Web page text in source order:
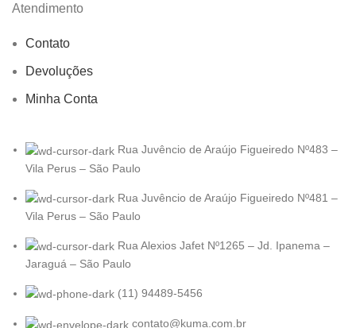
Atendimento
Contato
Devoluções
Minha Conta
Rua Juvêncio de Araújo Figueiredo Nº483 –
Vila Perus – São Paulo
Rua Juvêncio de Araújo Figueiredo Nº481 –
Vila Perus – São Paulo
Rua Alexios Jafet Nº1265 – Jd. Ipanema –
Jaraguá – São Paulo
(11) 94489-5456
contato@kuma.com.br